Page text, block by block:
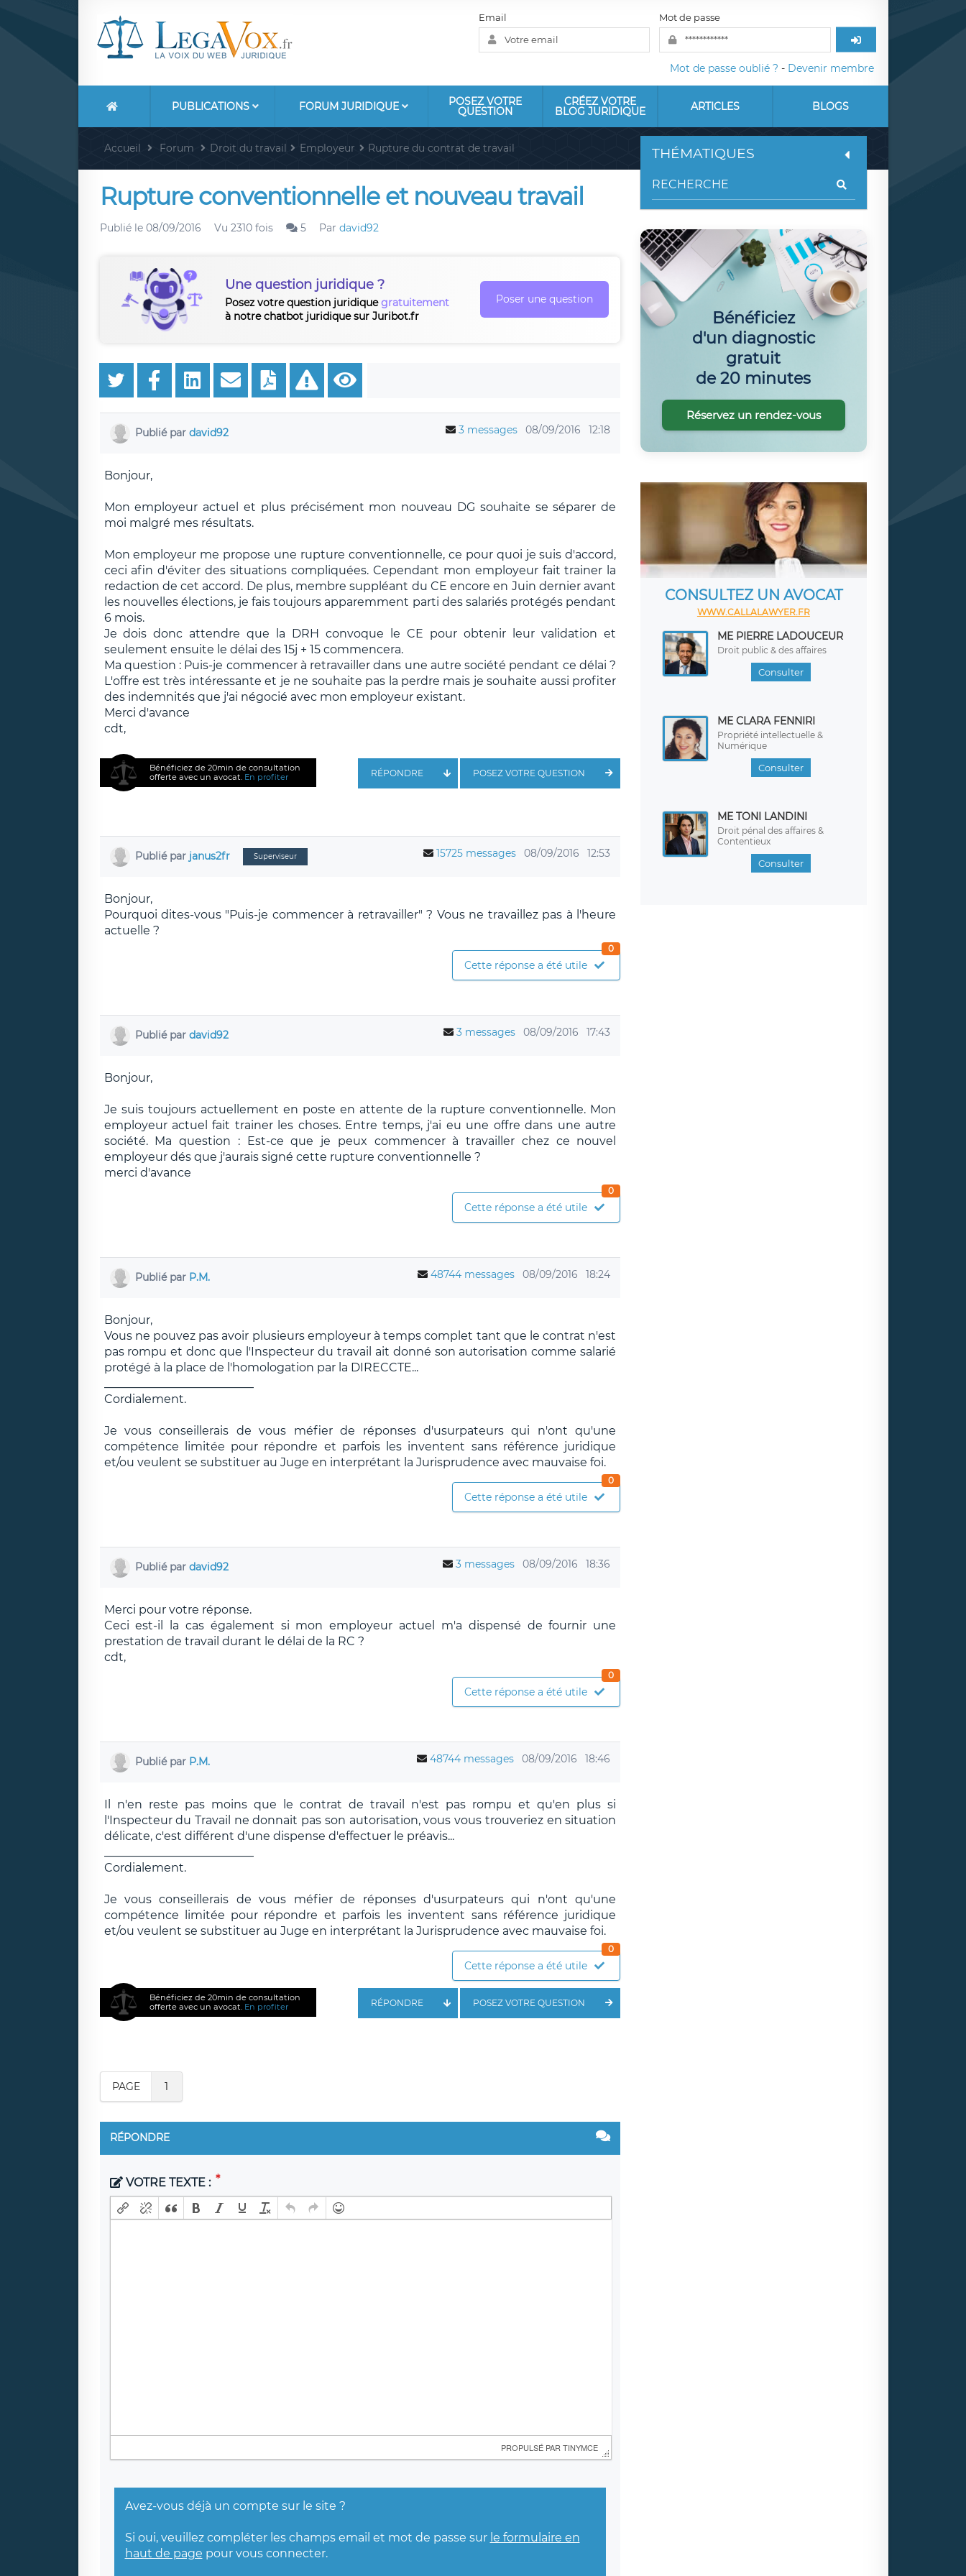
Email Mot de passe
Mot de passe oublié ? - Devenir membre
PUBLICATIONS FORUM JURIDIQUE POSEZ VOTRE
QUESTION
CRÉEZ VOTRE
BLOG JURIDIQUE ARTICLES BLOGS
Accueil Forum Droit du travail Employeur Rupture du contrat de travail
Rupture conventionnelle et nouveau travail
Publié le 08/09/2016 Vu 2310 fois 5 Par david92
Une question juridique ?
Posez votre question juridiquegratuitement
à notre chatbot juridique sur Juribot.fr
Poser une question
Publié par david92 3 messages 08/09/2016 12:18
Bonjour,
Mon employeur actuel et plus précisément mon nouveau DG souhaite se séparer de
moi malgré mes résultats.
Mon employeur me propose une rupture conventionnelle, ce pour quoi je suis d'accord,
ceci afin d'éviter des situations compliquées. Cependant mon employeur fait trainer la
redaction de cet accord. De plus, membre suppléant du CE encore en Juin dernier avant
les nouvelles élections, je fais toujours apparemment parti des salariés protégés pendant
6 mois.
Je dois donc attendre que la DRH convoque le CE pour obtenir leur validation et
seulement ensuite le délai des 15j + 15 commencera.
Ma question : Puis-je commencer à retravailler dans une autre société pendant ce délai ?
L'offre est très intéressante et je ne souhaite pas la perdre mais je souhaite aussi profiter
des indemnités que j'ai négocié avec mon employeur existant.
Merci d'avance
cdt,
Bénéficiez de 20min de consultation
offerte avec un avocat. En profiter POSEZ VOTRE QUESTION
RÉPONDRE
Publié par janus2fr Superviseur 15725 messages 08/09/2016 12:53
Bonjour,
Pourquoi dites-vous "Puis-je commencer à retravailler" ? Vous ne travaillez pas à l'heure
actuelle ?
Cette réponse a été utile
0
Publié par david92 3 messages 08/09/2016 17:43
Bonjour,
Je suis toujours actuellement en poste en attente de la rupture conventionnelle. Mon
employeur actuel fait trainer les choses. Entre temps, j'ai eu une offre dans une autre
société. Ma question : Est-ce que je peux commencer à travailler chez ce nouvel
employeur dés que j'aurais signé cette rupture conventionnelle ?
merci d'avance
Cette réponse a été utile
0
Publié par P.M. 48744 messages 08/09/2016 18:24
Bonjour,
Vous ne pouvez pas avoir plusieurs employeur à temps complet tant que le contrat n'est
pas rompu et donc que l'Inspecteur du travail ait donné son autorisation comme salarié
protégé à la place de l'homologation par la DIRECCTE...
Cordialement.
Je vous conseillerais de vous méfier de réponses d'usurpateurs qui n'ont qu'une
compétence limitée pour répondre et parfois les inventent sans référence juridique
et/ou veulent se substituer au Juge en interprétant la Jurisprudence avec mauvaise foi.
Cette réponse a été utile
0
Publié par david92 3 messages 08/09/2016 18:36
Merci pour votre réponse.
Ceci est-il la cas également si mon employeur actuel m'a dispensé de fournir une
prestation de travail durant le délai de la RC ?
cdt,
Cette réponse a été utile
0
Publié par P.M. 48744 messages 08/09/2016 18:46
Il n'en reste pas moins que le contrat de travail n'est pas rompu et qu'en plus si
l'Inspecteur du Travail ne donnait pas son autorisation, vous vous trouveriez en situation
délicate, c'est différent d'une dispense d'effectuer le préavis...
Cordialement.
Je vous conseillerais de vous méfier de réponses d'usurpateurs qui n'ont qu'une
compétence limitée pour répondre et parfois les inventent sans référence juridique
et/ou veulent se substituer au Juge en interprétant la Jurisprudence avec mauvaise foi.
Cette réponse a été utile
0
Bénéficiez de 20min de consultation
offerte avec un avocat. En profiter POSEZ VOTRE QUESTION
RÉPONDRE
PAGE 1
RÉPONDRE
VOTRE TEXTE :
PROPULSÉ PAR TINYMCE
Avez-vous déjà un compte sur le site ?
Si oui, veuillez compléter les champs email et mot de passe sur le formulaire en
haut de page pour vous connecter.
THÉMATIQUES
Bénéficiez
d'un diagnostic
gratuit
de 20 minutes
Réservez un rendez-vous
CONSULTEZ UN AVOCAT
WWW.CALLALAWYER.FR
ME PIERRE LADOUCEUR
Droit public & des affaires
Consulter
ME CLARA FENNIRI
Propriété intellectuelle &
Numérique
Consulter
ME TONI LANDINI
Droit pénal des affaires &
Contentieux
Consulter